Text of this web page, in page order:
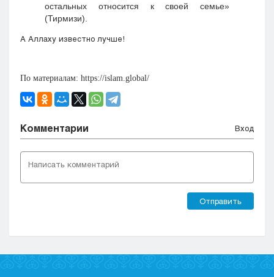
остальных относится к своей семье»
(Тирмизи).
А Аллаху известно лучше!
По материалам: https://islam.global/
Комментарии Вход
Отправить